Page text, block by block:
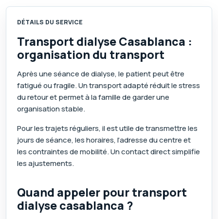
DÉTAILS DU SERVICE
Transport dialyse Casablanca :
organisation du transport
Après une séance de dialyse, le patient peut être
fatigué ou fragile. Un transport adapté réduit le stress
du retour et permet à la famille de garder une
organisation stable.
Pour les trajets réguliers, il est utile de transmettre les
jours de séance, les horaires, l’adresse du centre et
les contraintes de mobilité. Un contact direct simplifie
les ajustements.
Quand appeler pour transport
dialyse casablanca ?